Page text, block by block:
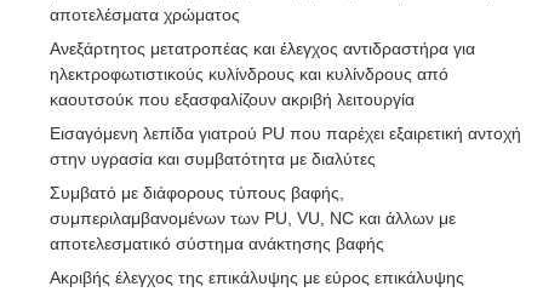
αποτελέσματα χρώματος
Ανεξάρτητος μετατροπέας και έλεγχος αντιδραστήρα για
ηλεκτροφωτιστικούς κυλίνδρους και κυλίνδρους από
καουτσούκ που εξασφαλίζουν ακριβή λειτουργία
Εισαγόμενη λεπίδα γιατρού PU που παρέχει εξαιρετική αντοχή
στην υγρασία και συμβατότητα με διαλύτες
Συμβατό με διάφορους τύπους βαφής,
συμπεριλαμβανομένων των PU, VU, NC και άλλων με
αποτελεσματικό σύστημα ανάκτησης βαφής
Ακριβής έλεγχος της επικάλυψης με εύρος επικάλυψης